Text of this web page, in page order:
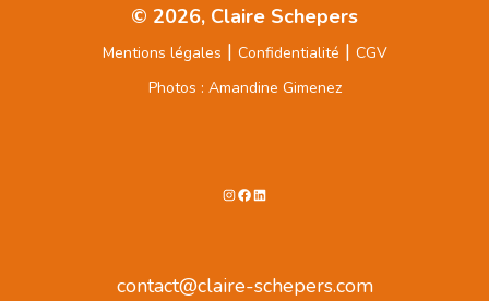
© 2026, Claire Schepers
Mentions légales | Confidentialité | CGV
Photos : Amandine Gimenez
Instagram
Facebook
LinkedIn
contact@claire-schepers.com